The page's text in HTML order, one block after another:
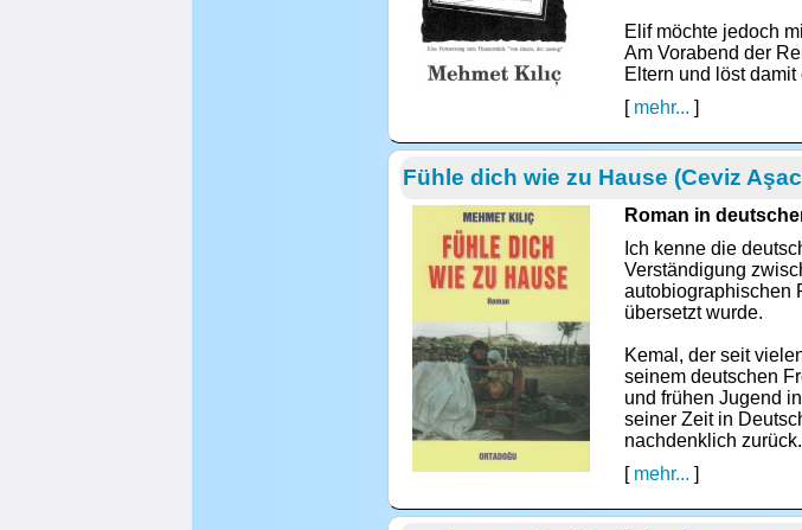
Elif möchte jedoch
Am Vorabend der
Eltern und löst
[ mehr... ]
Fühle dich wie zu Hause (Ceviz
Roman in
Ich kenne die
Verständigung
autobiographischen
übersetzt wurde.
Kemal, der seit
seinem deutschen
und frühen Jugend
seiner Zeit in
nachdenklich zurück.
[ mehr... ]